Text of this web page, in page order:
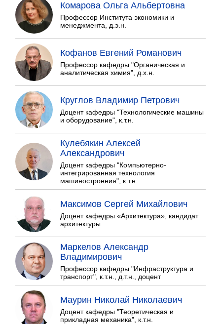
Комарова Ольга Альбертовна
Профессор Института экономики и
менеджмента, д.э.н.
Кофанов Евгений Романович
Профессор кафедры "Органическая и
аналитическая химия", д.х.н.
Круглов Владимир Петрович
Доцент кафедры "Технологические машины
и оборудование", к.т.н.
Кулебякин Алексей
Александрович
Доцент кафедры "Компьютерно-
интегрированная технология
машиностроения", к.т.н.
Максимов Сергей Михайлович
Доцент кафедры «Архитектура», кандидат
архитектуры
Маркелов Александр
Владимирович
Профессор кафедры "Инфраструктура и
транспорт", к.т.н., д.т.н., доцент
Маурин Николай Николаевич
Доцент кафедры "Теоретическая и
прикладная механика", к.т.н.